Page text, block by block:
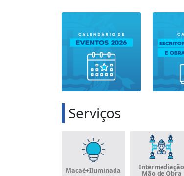
Serviços
Macaé+Iluminada Intermediação
Mão de Obra